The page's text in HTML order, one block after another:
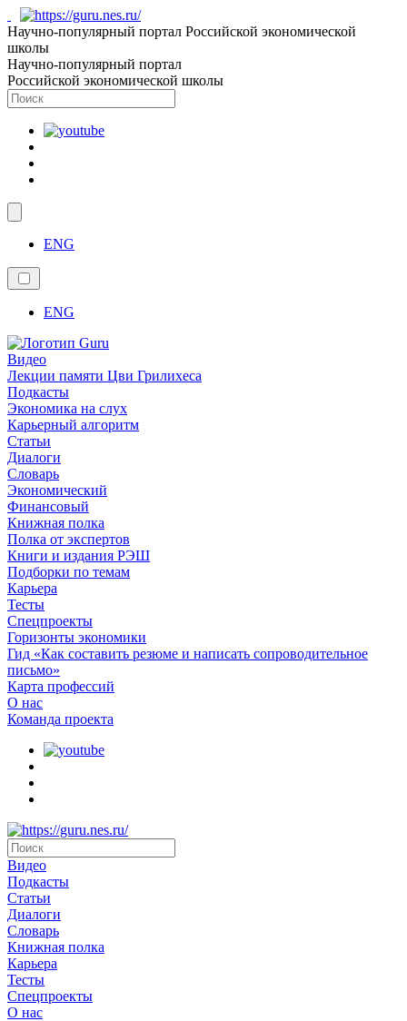
Научно-популярный портал Российской экономической
школы
Научно-популярный портал
Российской экономической школы
ENG
ENG
Видео
Лекции памяти Цви Грилихеса
Подкасты
Экономика на слух
Карьерный алгоритм
Статьи
Диалоги
Словарь
Экономический
Финансовый
Книжная полка
Полка от экспертов
Книги и издания РЭШ
Подборки по темам
Карьера
Тесты
Спецпроекты
Горизонты экономики
Гид «Как составить резюме и написать сопроводительное
письмо»
Карта профессий
О наc
Команда проекта
Видео
Подкасты
Статьи
Диалоги
Словарь
Книжная полка
Карьера
Тесты
Спецпроекты
О наc